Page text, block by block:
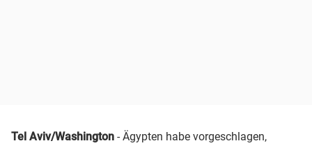
Tel Aviv/Washington - Ägypten habe vorgeschlagen,